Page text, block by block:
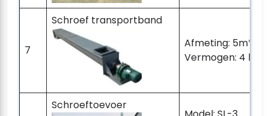
7
Schroef transportband
Afmeting:
Vermogen: 4 kW
Schroeftoevoer